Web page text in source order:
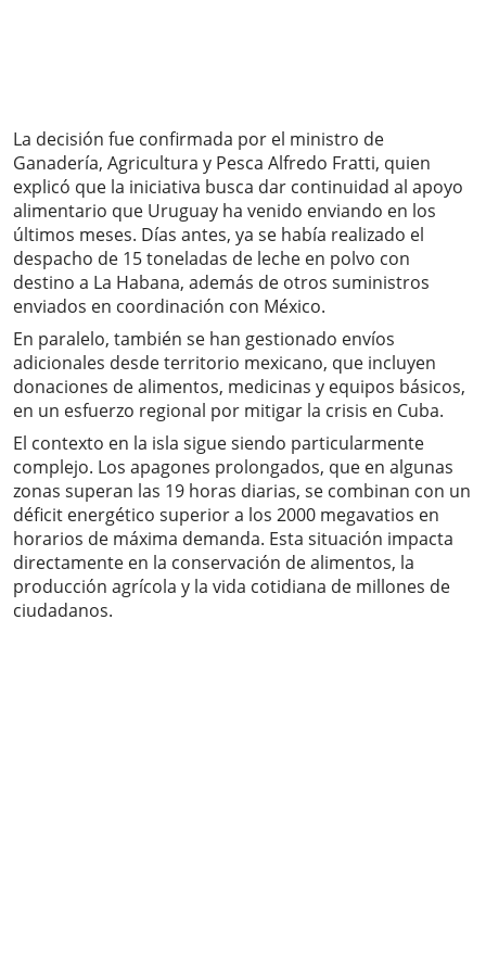
La decisión fue confirmada por el ministro de
Ganadería, Agricultura y Pesca Alfredo Fratti, quien
explicó que la iniciativa busca dar continuidad al apoyo
alimentario que Uruguay ha venido enviando en los
últimos meses. Días antes, ya se había realizado el
despacho de 15 toneladas de leche en polvo con
destino a La Habana, además de otros suministros
enviados en coordinación con México.
En paralelo, también se han gestionado envíos
adicionales desde territorio mexicano, que incluyen
donaciones de alimentos, medicinas y equipos básicos,
en un esfuerzo regional por mitigar la crisis en Cuba.
El contexto en la isla sigue siendo particularmente
complejo. Los apagones prolongados, que en algunas
zonas superan las 19 horas diarias, se combinan con un
déficit energético superior a los 2000 megavatios en
horarios de máxima demanda. Esta situación impacta
directamente en la conservación de alimentos, la
producción agrícola y la vida cotidiana de millones de
ciudadanos.